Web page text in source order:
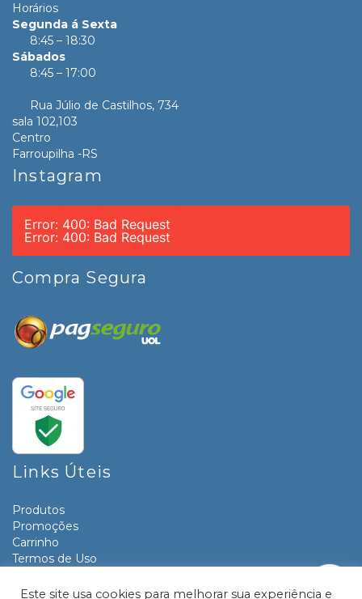
Horários
Segunda á Sexta
8:45 – 18:30
Sábados
8:45 – 17:00
Rua Júlio de Castilhos, 734
sala 102,103
Centro
Farroupilha -RS
Instagram
Error: 400: Bad Request
Error: 400: Bad Request
Compra Segura
Links Úteis
Produtos
Promoções
Carrinho
Termos de Uso
Contato
Este site usa cookies para melhorar sua experiência e